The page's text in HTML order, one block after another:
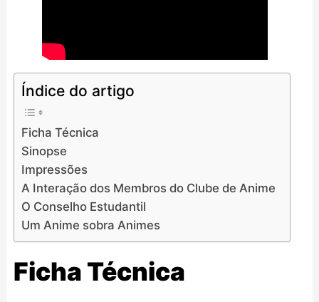
Índice do artigo
Ficha Técnica
Sinopse
Impressões
A Interação dos Membros do Clube de Anime
O Conselho Estudantil
Um Anime sobra Animes
Ficha Técnica